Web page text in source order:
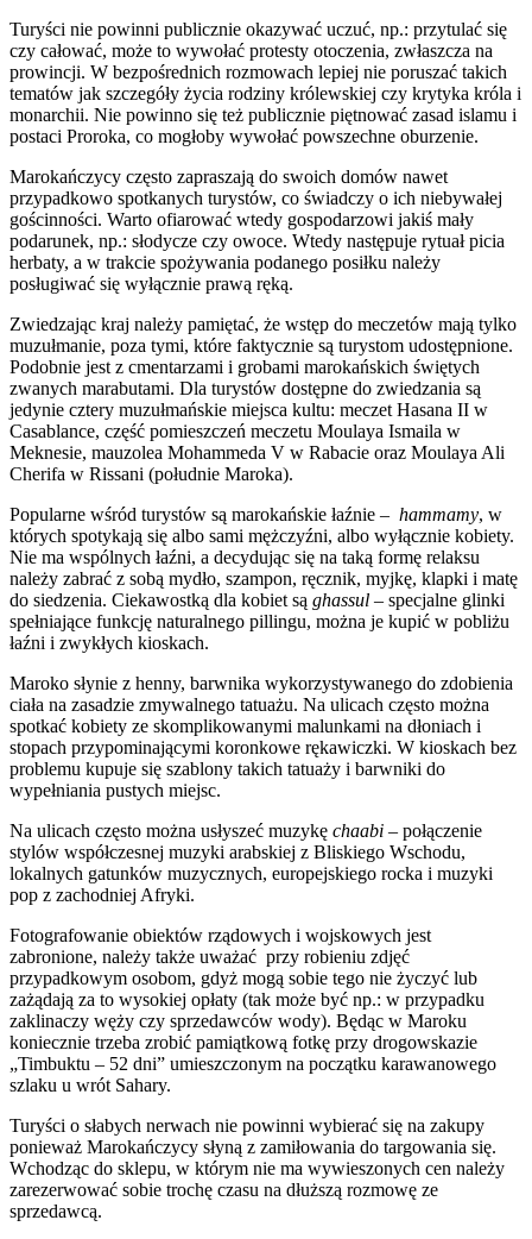
Turyści nie powinni publicznie okazywać uczuć, np.: przytulać się
czy całować, może to wywołać protesty otoczenia, zwłaszcza na
prowincji. W bezpośrednich rozmowach lepiej nie poruszać takich
tematów jak szczegóły życia rodziny królewskiej czy krytyka króla i
monarchii. Nie powinno się też publicznie piętnować zasad islamu i
postaci Proroka, co mogłoby wywołać powszechne oburzenie.
Marokańczycy często zapraszają do swoich domów nawet
przypadkowo spotkanych turystów, co świadczy o ich niebywałej
gościnności. Warto ofiarować wtedy gospodarzowi jakiś mały
podarunek, np.: słodycze czy owoce. Wtedy następuje rytuał picia
herbaty, a w trakcie spożywania podanego posiłku należy
posługiwać się wyłącznie prawą ręką.
Zwiedzając kraj należy pamiętać, że wstęp do meczetów mają tylko
muzułmanie, poza tymi, które faktycznie są turystom udostępnione.
Podobnie jest z cmentarzami i grobami marokańskich świętych
zwanych marabutami. Dla turystów dostępne do zwiedzania są
jedynie cztery muzułmańskie miejsca kultu: meczet Hasana II w
Casablance, część pomieszczeń meczetu Moulaya Ismaila w
Meknesie, mauzolea Mohammeda V w Rabacie oraz Moulaya Ali
Cherifa w Rissani (południe Maroka).
Popularne wśród turystów są marokańskie łaźnie – hammamy, w
których spotykają się albo sami mężczyźni, albo wyłącznie kobiety.
Nie ma wspólnych łaźni, a decydując się na taką formę relaksu
należy zabrać z sobą mydło, szampon, ręcznik, myjkę, klapki i matę
do siedzenia. Ciekawostką dla kobiet są ghassul – specjalne glinki
spełniające funkcję naturalnego pillingu, można je kupić w pobliżu
łaźni i zwykłych kioskach.
Maroko słynie z henny, barwnika wykorzystywanego do zdobienia
ciała na zasadzie zmywalnego tatuażu. Na ulicach często można
spotkać kobiety ze skomplikowanymi malunkami na dłoniach i
stopach przypominającymi koronkowe rękawiczki. W kioskach bez
problemu kupuje się szablony takich tatuaży i barwniki do
wypełniania pustych miejsc.
Na ulicach często można usłyszeć muzykę chaabi – połączenie
stylów współczesnej muzyki arabskiej z Bliskiego Wschodu,
lokalnych gatunków muzycznych, europejskiego rocka i muzyki
pop z zachodniej Afryki.
Fotografowanie obiektów rządowych i wojskowych jest
zabronione, należy także uważać przy robieniu zdjęć
przypadkowym osobom, gdyż mogą sobie tego nie życzyć lub
zażądają za to wysokiej opłaty (tak może być np.: w przypadku
zaklinaczy węży czy sprzedawców wody). Będąc w Maroku
koniecznie trzeba zrobić pamiątkową fotkę przy drogowskazie
„Timbuktu – 52 dni” umieszczonym na początku karawanowego
szlaku u wrót Sahary.
Turyści o słabych nerwach nie powinni wybierać się na zakupy
ponieważ Marokańczycy słyną z zamiłowania do targowania się.
Wchodząc do sklepu, w którym nie ma wywieszonych cen należy
zarezerwować sobie trochę czasu na dłuższą rozmowę ze
sprzedawcą.